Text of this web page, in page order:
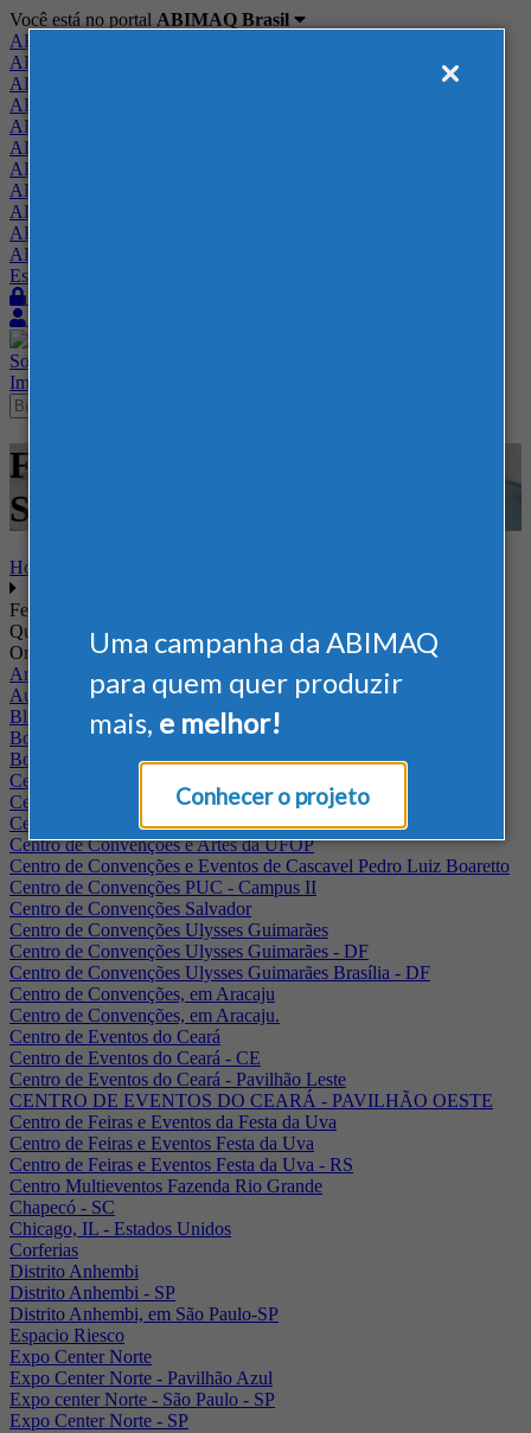
Uma campanha da ABIMAQ
para quem quer produzir
mais, e melhor!
Conhecer o projeto
Você está no portal ABIMAQ Brasil
ABIMAQ Brasil
ABIMAQ Minas Gerais
ABIMAQ Norte-Nordeste
ABIMAQ Paraná
ABIMAQ Piracicaba
ABIMAQ Ribeirão Preto
ABIMAQ Rio de Janeiro
ABIMAQ Rio Grande do Sul
ABIMAQ Santa Catarina
ABIMAQ São Paulo
ABIMAQ Vale do Paraíba
Escritório de Relações Governamentais
Sobre
Imprensa
Feiras - NAMPO Park - -
Saneamento
Home
Feiras
Quando
Onde
Arena Jaguariuna
Auditório Albano Franco - FIEPA
Blumenau - SC
BolognaFiere
Boulevard Olimpico - RJ
Centro Internacional de Convenções do Brasil, em Brasília
Centro de Convenções - SE
Centro de Convenções de Pernambuco - PE
Centro de Convenções e Artes da UFOP
Centro de Convenções e Eventos de Cascavel Pedro Luiz Boaretto
Centro de Convenções PUC - Campus II
Centro de Convenções Salvador
Centro de Convenções Ulysses Guimarães
Centro de Convenções Ulysses Guimarães - DF
Centro de Convenções Ulysses Guimarães Brasília - DF
Centro de Convenções, em Aracaju
Centro de Convenções, em Aracaju.
Centro de Eventos do Ceará
Centro de Eventos do Ceará - CE
Centro de Eventos do Ceará - Pavilhão Leste
CENTRO DE EVENTOS DO CEARÁ - PAVILHÃO OESTE
Centro de Feiras e Eventos da Festa da Uva
Centro de Feiras e Eventos Festa da Uva
Centro de Feiras e Eventos Festa da Uva - RS
Centro Multieventos Fazenda Rio Grande
Chapecó - SC
Chicago, IL - Estados Unidos
Corferias
Distrito Anhembi
Distrito Anhembi - SP
Distrito Anhembi, em São Paulo-SP
Espacio Riesco
Expo Center Norte
Expo Center Norte - Pavilhão Azul
Expo center Norte - São Paulo - SP
Expo Center Norte - SP